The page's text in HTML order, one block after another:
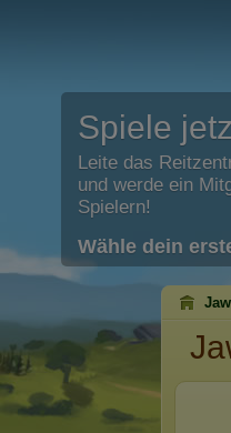
Spiele
Leite das
und werde ein
Spielern!
Wähle dein